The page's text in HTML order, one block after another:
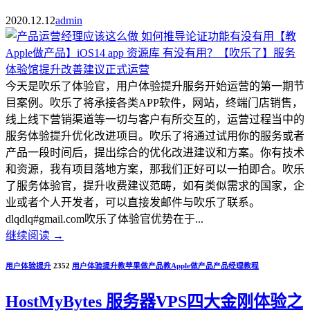
2020.12.12admin
今天是吹乐了体验官，用户体验提升服务开始运营的第一期节
目案例。吹乐了将承接各类APP软件，网站，终端门店销售，
线上线下营销渠道等一切与客户有所交互的，运营过程当中的
服务体验提升优化改进项目。吹乐了将通过试用你的服务或者
产品一段时间后，提出综合的优化改进建议和方案。你有技术
和资源，我有项目落地方案，那我们正好可以一拍即合。吹乐
了服务体验官，提升收费建议范畴，如有类似需求的国家，企
业或者个人开发者，可以直接发邮件与吹乐了联系。
dlqdlq#gmail.com吹乐了体验官优势在于...
继续阅读 →
用户体验提升 2352 用户体验提升教苹果做产品教Apple做产品产品经理教程
HostMyBytes 服务器VPS四大金刚体验之